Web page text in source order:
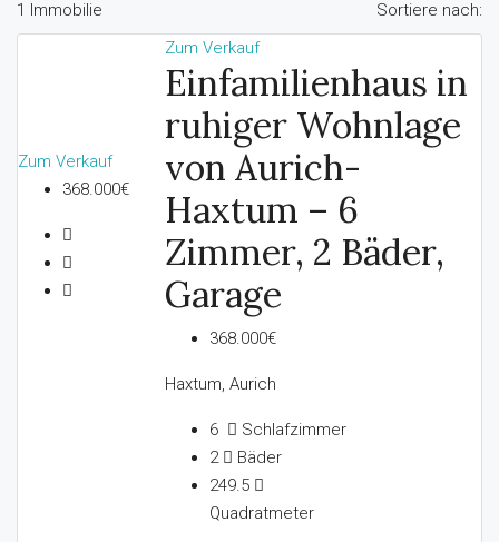
1 Immobilie Sortiere nach:
Zum Verkauf
368.000€
Zum Verkauf
Einfamilienhaus in
ruhiger Wohnlage
von Aurich-
Haxtum – 6
Zimmer, 2 Bäder,
Garage
368.000€
Haxtum, Aurich
6
Schlafzimmer
2
Bäder
249.5
Quadratmeter